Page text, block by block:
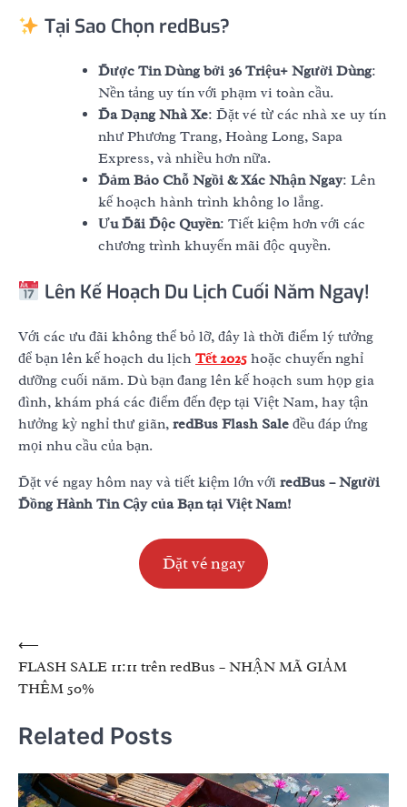
Tại Sao Chọn redBus?
Được Tin Dùng bởi 36 Triệu+ Người Dùng:
Nền tảng uy tín với phạm vi toàn cầu.
Đa Dạng Nhà Xe: Đặt vé từ các nhà xe uy tín
như Phương Trang, Hoàng Long, Sapa
Express, và nhiều hơn nữa.
Đảm Bảo Chỗ Ngồi & Xác Nhận Ngay: Lên
kế hoạch hành trình không lo lắng.
Ưu Đãi Độc Quyền: Tiết kiệm hơn với các
chương trình khuyến mãi độc quyền.
Lên Kế Hoạch Du Lịch Cuối Năm Ngay!
Với các ưu đãi không thể bỏ lỡ, đây là thời điểm lý tưởng
để bạn lên kế hoạch du lịch Tết 2025 hoặc chuyến nghỉ
dưỡng cuối năm. Dù bạn đang lên kế hoạch sum họp gia
đình, khám phá các điểm đến đẹp tại Việt Nam, hay tận
hưởng kỳ nghỉ thư giãn, redBus Flash Sale đều đáp ứng
mọi nhu cầu của bạn.
Đặt vé ngay hôm nay và tiết kiệm lớn với redBus – Người
Đồng Hành Tin Cậy của Bạn tại Việt Nam!
Đặt vé ngay
Post
navigation
⟵
FLASH SALE 11:11 trên redBus – NHẬN MÃ GIẢM
THÊM 50%
Related Posts